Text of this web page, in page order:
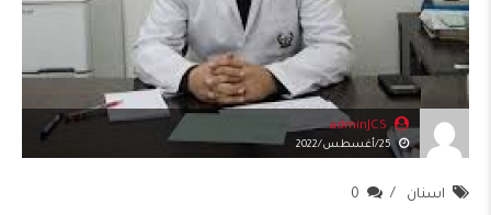
adminJCS
25/أغسطس/2022
اسنان 0